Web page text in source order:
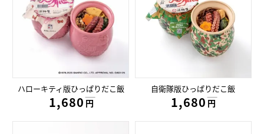
ハローキティ版ひっぱりだこ飯
1,680円
円
自衛隊版ひっぱりだこ飯
1,680円
円